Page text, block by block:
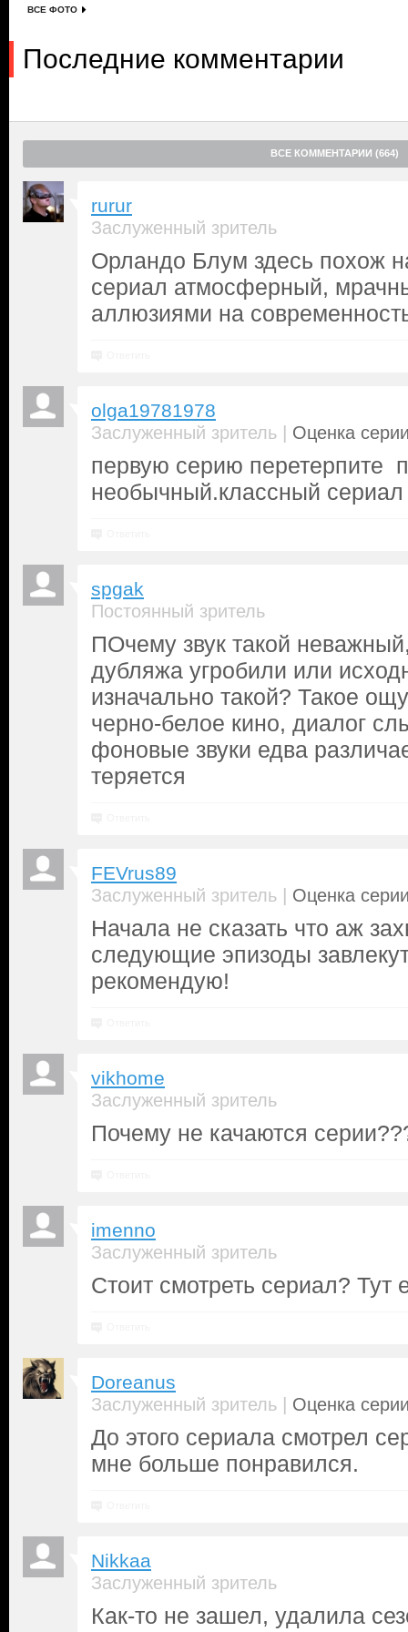
ВСЕ ФОТО
Последние комментарии
ВСЕ КОММЕНТАРИИ (664)
rurur
Заслуженный зритель
Орландо Блум здесь похож
сериал атмосферный,
аллюзиями на
olga19781978
Заслуженный зритель | Оценка
первую серию перетерпите
необычный.классный сериал
spgak
Постоянный зритель
ПОчему звук такой
дубляжа угробили или
изначально такой? Такое
черно-белое кино, диалог
фоновые звуки едва
теряется
FEVrus89
Заслуженный зритель | Оценка
Начала не сказать что аж
следующие эпизоды
рекомендую!
vikhome
Заслуженный зритель
Почему не качаются
imenno
Заслуженный зритель
Стоит смотреть сериал?
Doreanus
Заслуженный зритель | Оценка
До этого сериала смотрел
мне больше понравился.
Nikkaa
Заслуженный зритель
Как-то не зашел, удалила